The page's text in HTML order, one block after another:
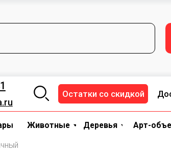
Доставка и
Остатки со скидкой
Деревья Арт-объекты
Арт-объекты